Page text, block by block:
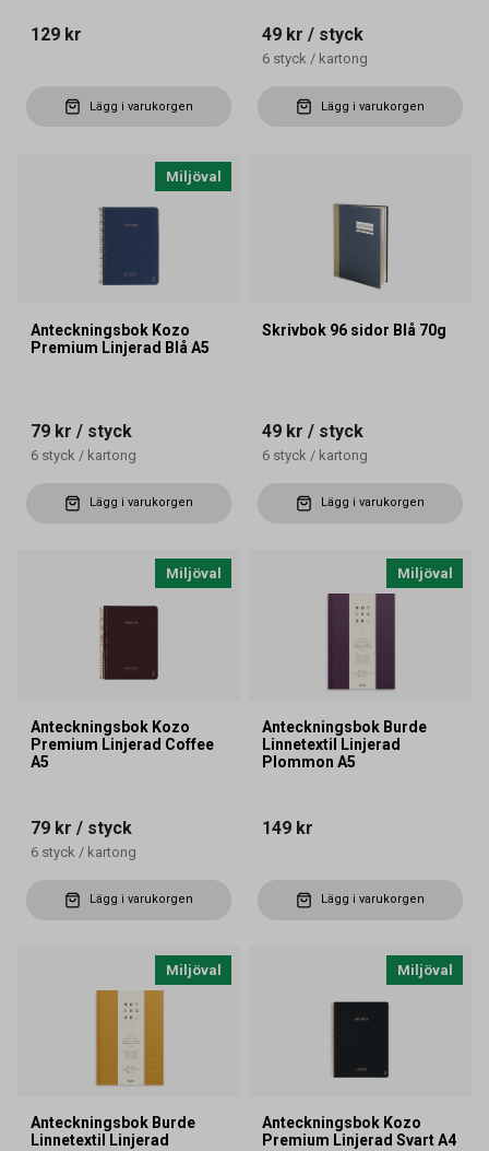
129 kr
Lägg i varukorgen
49 kr / styck
6 styck / kartong
Lägg i varukorgen
Miljöval
Anteckningsbok Kozo
Premium Linjerad Blå A5
79 kr / styck
6 styck / kartong
Lägg i varukorgen
Skrivbok 96 sidor Blå 70g
49 kr / styck
6 styck / kartong
Lägg i varukorgen
Miljöval
Anteckningsbok Kozo
Premium Linjerad Coffee
A5
79 kr / styck
6 styck / kartong
Lägg i varukorgen
Miljöval
Anteckningsbok Burde
Linnetextil Linjerad
Plommon A5
149 kr
Lägg i varukorgen
Miljöval
Anteckningsbok Burde
Linnetextil Linjerad
Miljöval
Anteckningsbok Kozo
Premium Linjerad Svart A4